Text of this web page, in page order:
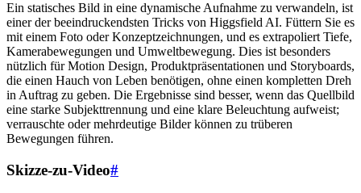
Ein statisches Bild in eine dynamische Aufnahme zu verwandeln, ist
einer der beeindruckendsten Tricks von Higgsfield AI. Füttern Sie es
mit einem Foto oder Konzeptzeichnungen, und es extrapoliert Tiefe,
Kamerabewegungen und Umweltbewegung. Dies ist besonders
nützlich für Motion Design, Produktpräsentationen und Storyboards,
die einen Hauch von Leben benötigen, ohne einen kompletten Dreh
in Auftrag zu geben. Die Ergebnisse sind besser, wenn das Quellbild
eine starke Subjekttrennung und eine klare Beleuchtung aufweist;
verrauschte oder mehrdeutige Bilder können zu trüberen
Bewegungen führen.
Skizze-zu-Video#